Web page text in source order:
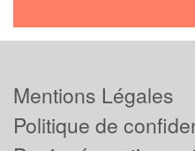
Mentions Légales
Politique de